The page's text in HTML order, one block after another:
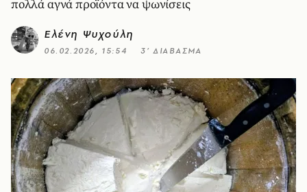
πολλά αγνά προϊόντα να ψωνίσεις
Ελένη Ψυχούλη
06.02.2026, 15:54 3’ ΔΙΑΒΑΣΜΑ